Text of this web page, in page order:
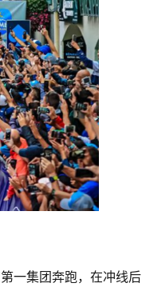
一集团奔跑，在冲线